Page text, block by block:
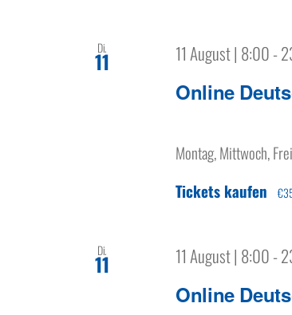
Di.
11
Online
11 August | 8:00-
Montag, Mittwoch,
Tickets kaufen
Di.
11
Online
11 August | 8:00-